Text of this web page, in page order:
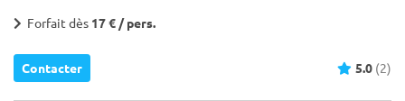
Forfait dès 17 € / pers.
Contacter 5.0 (2)